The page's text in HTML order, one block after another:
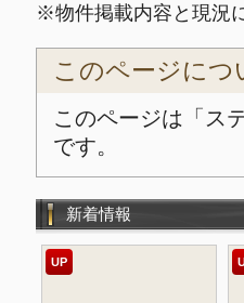
※物件掲載内容と現況
このページにつ
このページは「ス
です。
新着情報
UP